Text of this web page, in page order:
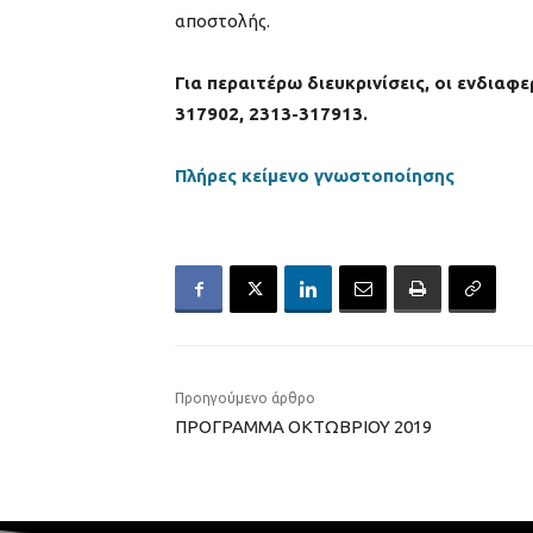
αποστολής.
Για περαιτέρω διευκρινίσεις, οι
317902, 2313-317913.
Πλήρες κείμενο γνωστοποίησης
Προηγούμενο άρθρο
ΠΡΟΓΡΑΜΜΑ ΟΚΤΩΒΡΙΟΥ 2019